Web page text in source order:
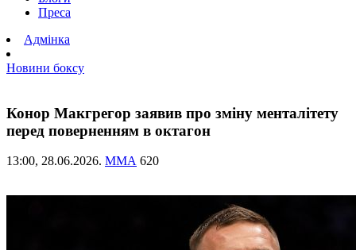
Преса
Адмінка
Новини боксу
Конор Макгрегор заявив про зміну менталітету
перед поверненням в октагон
13:00, 28.06.2026. ММА 620